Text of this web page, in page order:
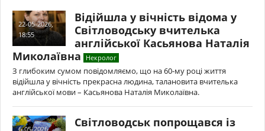
22-05-2026,
18:55
Відійшла у вічність відома у
Світловодську вчителька
англійської Касьянова Наталія
Миколаївна
Некролог
З глибоким сумом повідомляємо, що на 60-му році життя
відійшла у вічність прекрасна людина, талановита вчителька
англійської мови – Касьянова Наталія Миколаївна.
6-05-2026,
Світловодськ попрощався із